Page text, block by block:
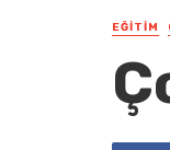
EĞITIM